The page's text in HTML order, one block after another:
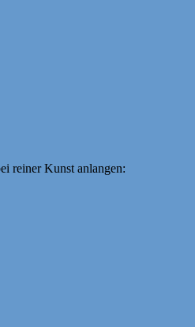
reiner Kunst anlangen: